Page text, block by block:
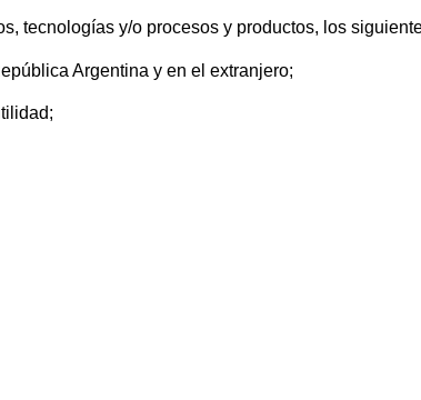
tecnologías y/o procesos y productos, los
Argentina y en el extranjero;